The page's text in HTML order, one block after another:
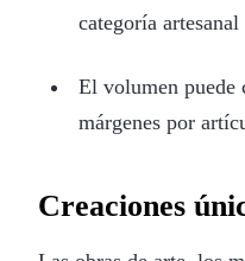
categoría artesanal
El volumen puede
márgenes por
Creaciones